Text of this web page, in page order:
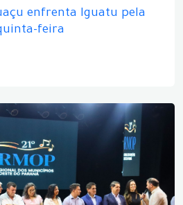
enfrenta Iguatu pela
feira